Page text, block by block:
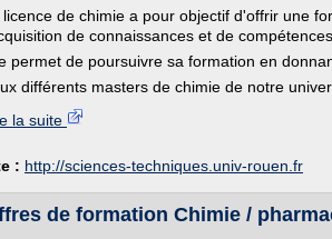
licence de chimie a pour objectif d'offrir une
de connaissances et de
permet de poursuivre sa formation en
différents masters de chimie de notre
la suite
: http://sciences-techniques.univ-rouen.fr
de formation Chimie /